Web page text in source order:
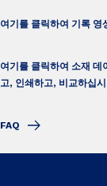
여기를 클릭하여 기록 영
여기를 클릭하여 소재
고, 인쇄하고, 비교하십
FAQ